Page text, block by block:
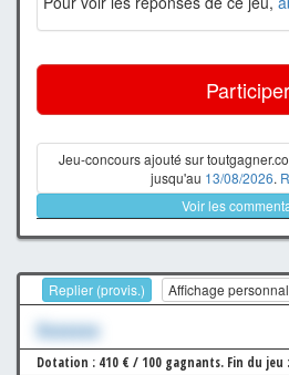
Participer
Jeu-concours ajouté sur
jusqu'au 13/08/2026.
Voir les
Replier (provis.) Affichage
Xxxxxxx
Dotation : 410 € / 100 gagnants. Fin du jeu